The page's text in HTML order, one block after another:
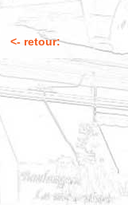
<- retour: